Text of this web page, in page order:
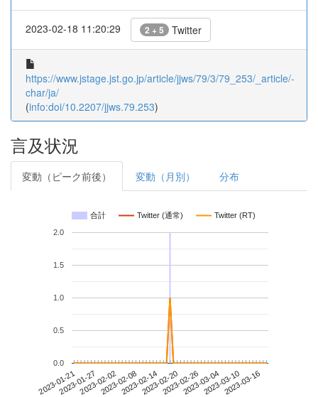
2023-02-18 11:20:29 2 + 5 Twitter
https://www.jstage.jst.go.jp/article/jjws/79/3/79_253/_article/-
char/ja/
(info:doi/10.2207/jjws.79.253)
言及状況
変動（ピーク前後） 変動（月別） 分布
合計 Twitter (通常) Twitter (RT)
2023-01-212023-01-272023-02-022023-02-082023-02-142023-02-202023-02-262023-03-042023-03-102023-03-16
0.0
0.5
1.0
1.5
2.0